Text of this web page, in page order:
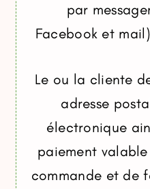
par
Facebook et
Le ou la cliente
adresse
électronique
paiement
commande et de